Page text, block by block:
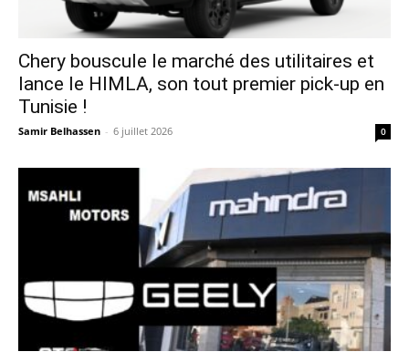
Chery bouscule le marché des utilitaires et
lance le HIMLA, son tout premier pick-up en
Tunisie !
Samir Belhassen - 6 juillet 2026 0